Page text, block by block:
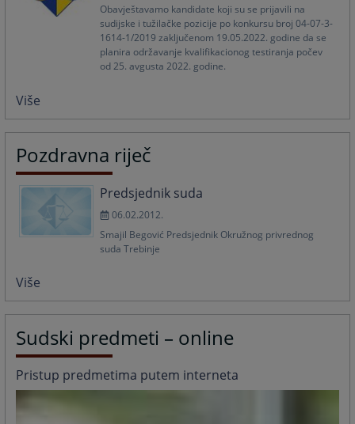
Obavještavamo kandidate koji su se prijavili na
sudijske i tužilačke pozicije po konkursu broj 04-07-3-
1614-1/2019 zaključenom 19.05.2022. godine da se
planira održavanje kvalifikacionog testiranja počev
od 25. avgusta 2022. godine.
Više
Pozdravna riječ
Predsjednik suda
06.02.2012.
Smajil Begović Predsjednik Okružnog privrednog
suda Trebinje
Više
Sudski predmeti – online
Pristup predmetima putem interneta